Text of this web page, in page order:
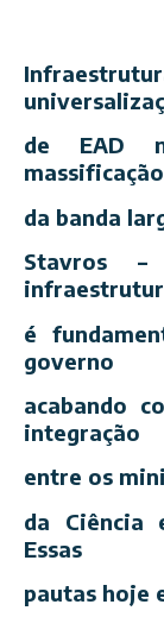
de EAD
massificação
da banda
Stavros
é
governo
acabando
integração
entre os
da Ciência
Essas
pautas hoje